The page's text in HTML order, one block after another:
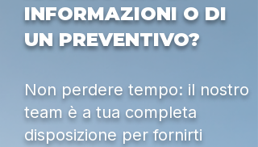
INFORMAZIONI O DI
UN PREVENTIVO?
Non perdere tempo: il nostro
team è a tua completa
disposizione per fornirti